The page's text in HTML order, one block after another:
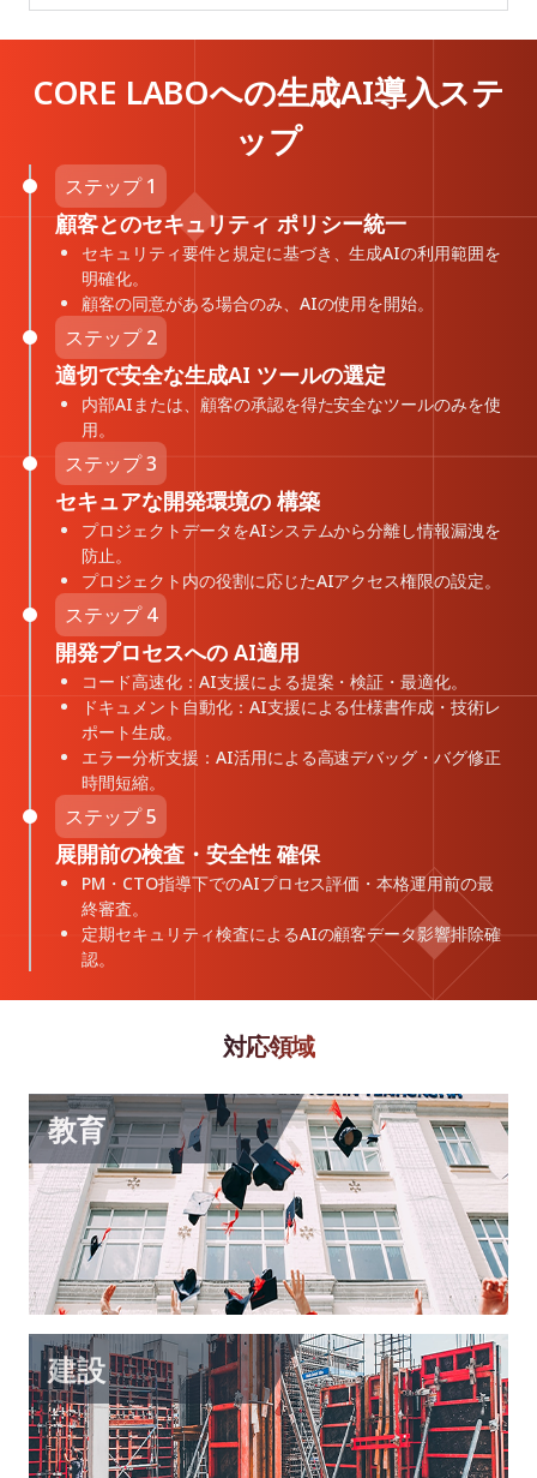
CORE LABOへの生成AI導入ステ
ップ
ステップ 1
顧客とのセキュリティ ポリシー統一
セキュリティ要件と規定に基づき、生成AIの利用範囲を
明確化。
顧客の同意がある場合のみ、AIの使用を開始。
ステップ 2
適切で安全な生成AI ツールの選定
内部AIまたは、顧客の承認を得た安全なツールのみを使
用。
ステップ 3
セキュアな開発環境の 構築
プロジェクトデータをAIシステムから分離し情報漏洩を
防止。
プロジェクト内の役割に応じたAIアクセス権限の設定。
ステップ 4
開発プロセスへの AI適用
コード高速化：AI支援による提案・検証・最適化。
ドキュメント自動化：AI支援による仕様書作成・技術レ
ポート生成。
エラー分析支援：AI活用による高速デバッグ・バグ修正
時間短縮。
ステップ 5
展開前の検査・安全性 確保
PM・CTO指導下でのAIプロセス評価・本格運用前の最
終審査。
定期セキュリティ検査によるAIの顧客データ影響排除確
認。
対応領域
教育
オンライン学習システム
企業向けオンライントレーニング
外国語学習システム
建設
土木の生産支援クラウド
BIM モデル管理